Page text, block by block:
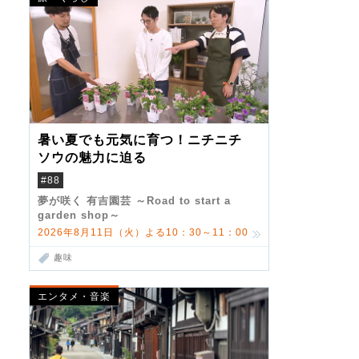
暑い夏でも元気に育つ！ニチニチ
ソウの魅力に迫る
#88
夢が咲く 有吉園芸 ～Road to start a
garden shop～
2026年8月11日（火）よる10：30～11：00
趣味
エンタメ・音楽